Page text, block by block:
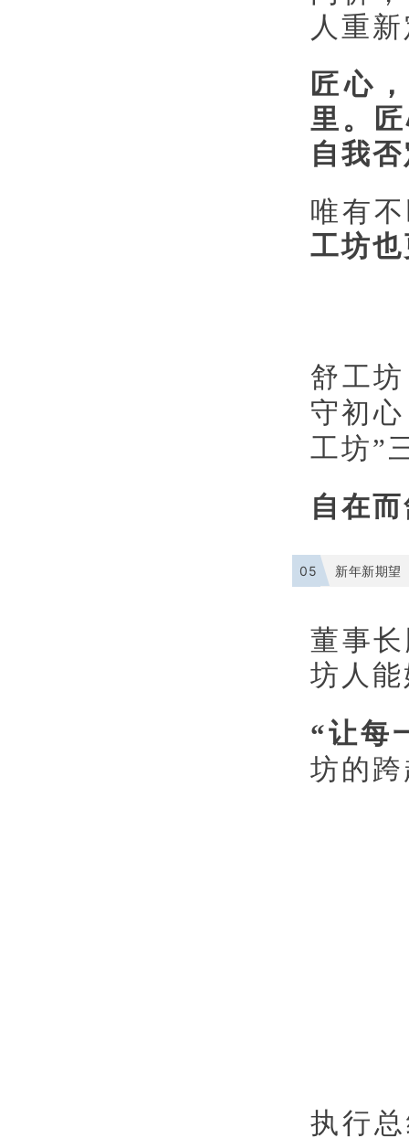
人重
匠心
里。
自我
唯有
工坊
舒工
守初
工坊”
自在
05 新年新期望
董事
坊人
“让每
坊的
执行